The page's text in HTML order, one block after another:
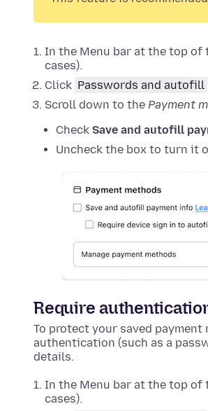
In the Menu bar at the top of
cases).
Click Passwords and autofill
Scroll down to the Payment
Check Save and autofill
Uncheck the box to turn it
Require
To protect your saved
authentication (such as a
details.
In the Menu bar at the top of
cases).